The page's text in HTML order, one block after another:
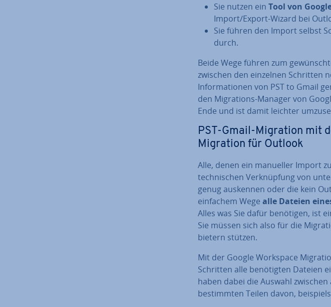
Sie nutzen ein Tool von
Import/Export-Wizard bei
Sie führen den Import selbst
durch.
Beide Wege führen zum
zwischen den einzelnen Schritten
In­for­ma­tio­nen von PST to Gmail
den Mi­gra­ti­ons-Manager von
Ende und ist damit leichter
PST-Gmail-Migration mit
Migration für Outlook
Alle, denen ein manueller Import
tech­ni­schen Ver­knüp­fung von
genug auskennen oder die kein
einfachem Wege alle Dateien
Alles was Sie dafür benötigen, ist
Sie müssen sich also für die
bie­tern stützen.
Mit der Google Workspace
Schritten alle be­nö­tig­ten Dateien
haben dabei die Auswahl
be­stimm­ten Teilen davon,